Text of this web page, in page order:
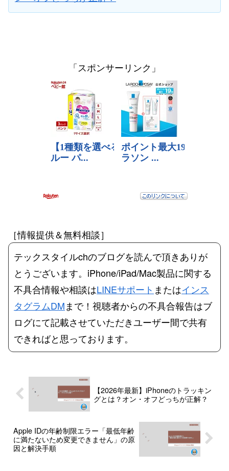
「スポンサーリンク」
［情報提供＆無料相談］
テックスタイルchのブログを読んで頂きありが
とうございます。iPhone/iPad/Mac製品に関する
不具合情報や相談はLINEサポート またはインス
タグラムDMまで！視聴者からの不具合報告はブ
ログにて記載させていただきユーザー間で共有
できればと思っております。
【2026年最新】iPhoneのトラッキン
グとは？オン・オフどっちが正解？
Apple IDの年齢制限エラー「最低年齢
に満たないため変更できません」の原
因と解決手順